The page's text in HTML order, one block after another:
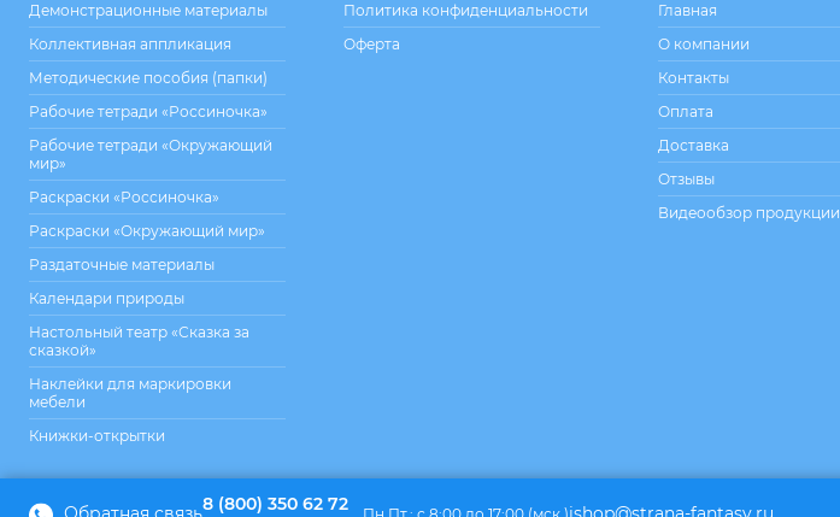
Демонстрационные материалы
Коллективная аппликация
Методические пособия (папки)
Рабочие тетради «Россиночка»
Рабочие тетради «Окружающий
мир»
Раскраски «Россиночка»
Раскраски «Окружающий мир»
Раздаточные материалы
Календари природы
Настольный театр «Сказка за
сказкой»
Наклейки для маркировки
мебели
Книжки-открытки
Политика конфиденциальности
Оферта
Главная
О компании
Контакты
Оплата
Доставка
Отзывы
Видеообзор продукции
8 (800) 350 62 72